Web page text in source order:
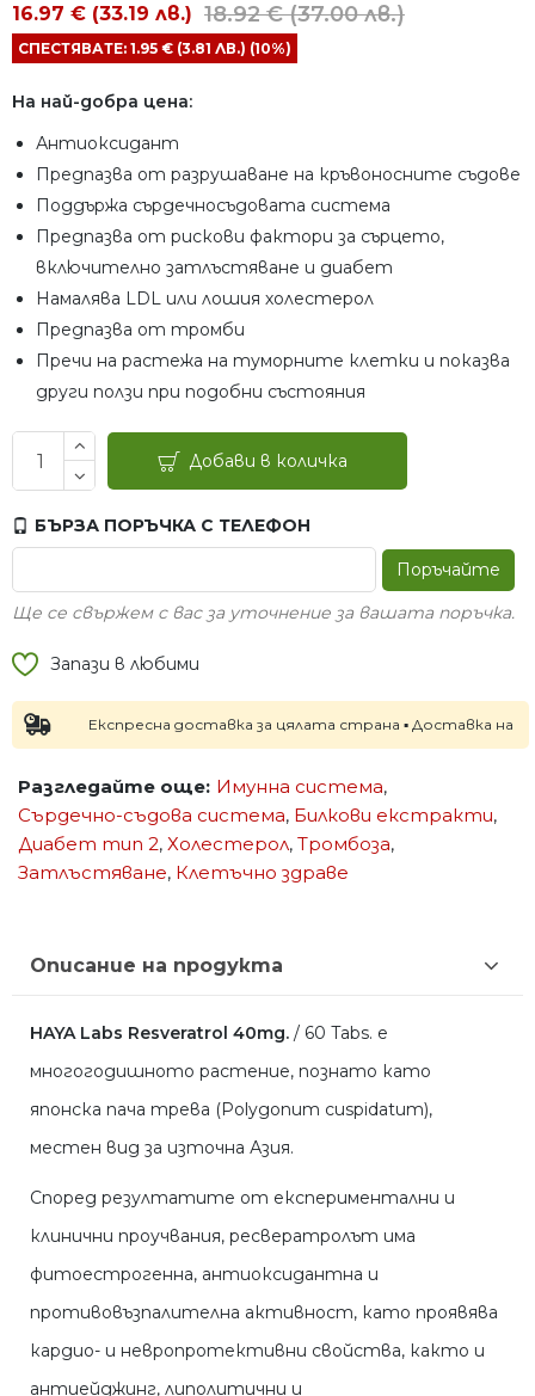
16.97 € (33.19 лв.) 18.92 € (37.00 лв.)
СПЕСТЯВАТЕ: 1.95 € (3.81 ЛВ.) (10%)
На най-добра цена:
Антиоксидант
Предпазва от разрушаване на кръвоносните съдове
Поддържа сърдечносъдовата система
Предпазва от рискови фактори за сърцето,
включително затлъстяване и диабет
Намалява LDL или лошия холестерол
Предпазва от тромби
Пречи на растежа на туморните клетки и показва
други ползи при подобни състояния
Добави в количка
БЪРЗА ПОРЪЧКА С ТЕЛЕФОН
Поръчайте
Ще се свържем с вас за уточнение за вашата поръчка.
Запази в любими
Експресна доставка за цялата страна ▪ Доставка на
Разгледайте още: Имунна система,
Сърдечно-съдова система, Билкови екстракти,
Диабет тип 2, Холестерол, Тромбоза,
Затлъстяване, Клетъчно здраве
Описание на продукта
HAYA Labs Resveratrol 40mg. / 60 Tabs. e
многогодишното растение, познато като
японска пача трева (Polygonum cuspidatum),
местен вид за източна Азия.
Според резултатите от експериментални и
клинични проучвания, ресвератролът има
фитоестрогенна, антиоксидантна и
противовъзпалителна активност, като проявява
кардио- и невропротективни свойства, както и
антиейджинг, липолитични и